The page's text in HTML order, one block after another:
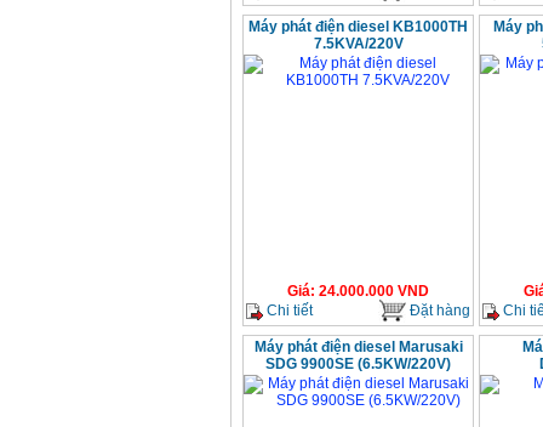
Máy phát điện diesel KB1000TH
7.5KVA/220V
Giá: 24.000.000 VND
Chi tiết
Đặt hàng
Máy
Chi
Máy phát điện diesel Marusaki
SDG 9900SE (6.5KW/220V)